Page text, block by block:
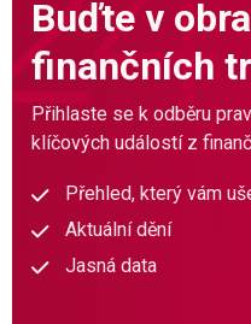
Buďte v
finančních
Přihlaste se k odběru
klíčových událostí z
Přehled, který vám
Aktuální dění
Jasná data